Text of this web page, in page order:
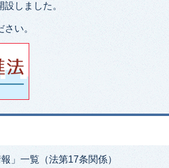
しました。
い。
」一覧（法第17条関係）